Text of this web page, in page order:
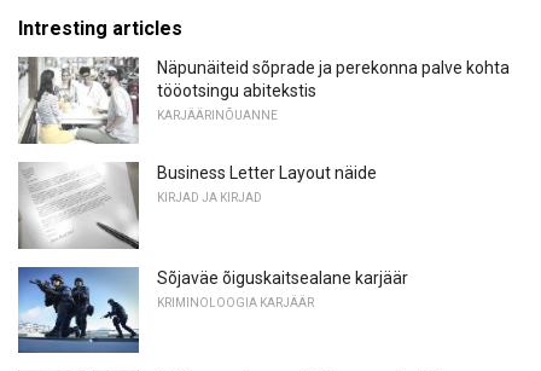
Intresting articles
Näpunäiteid sõprade ja perekonna palve kohta
tööotsingu abitekstis
KARJÄÄRINÕUANNE
Business Letter Layout näide
KIRJAD JA KIRJAD
Sõjaväe õiguskaitsealane karjäär
KRIMINOLOOGIA KARJÄÄR